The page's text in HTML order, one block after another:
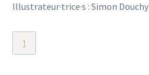
Illustrateur·trice·s : Simon Douchy
quantité
de